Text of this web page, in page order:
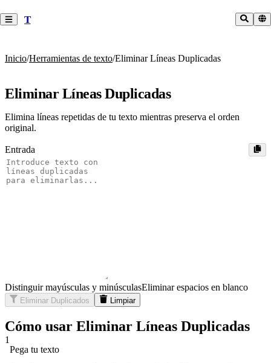
T
Inicio/Herramientas de texto/Eliminar Líneas Duplicadas
Eliminar Líneas Duplicadas
Elimina líneas repetidas de tu texto mientras preserva el orden
original.
Entrada
Distinguir mayúsculas y minúsculasEliminar espacios en blanco
Eliminar Duplicados Limpiar
Cómo usar Eliminar Líneas Duplicadas
1
Pega tu texto